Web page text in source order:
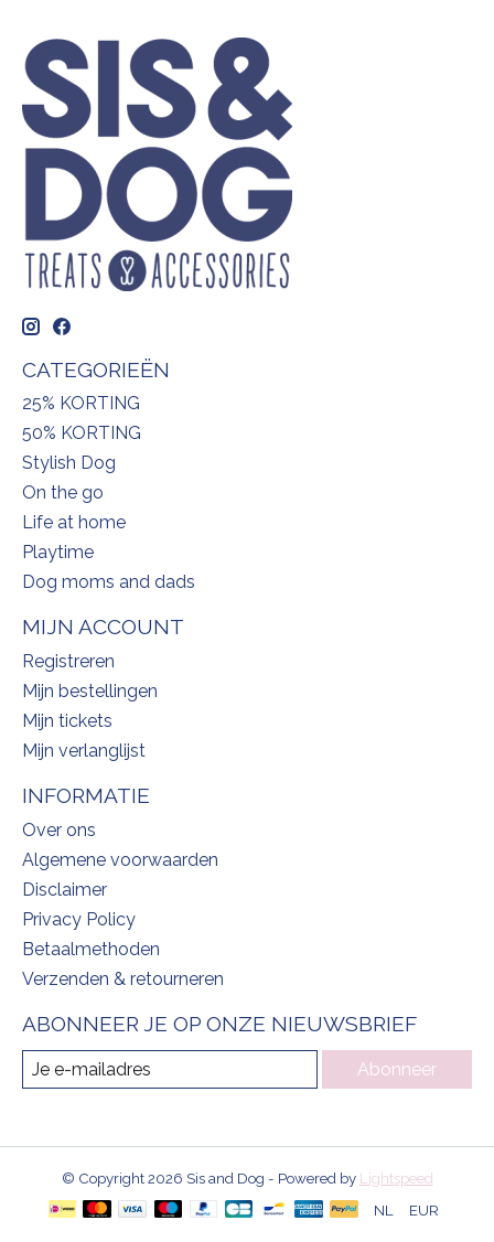
CATEGORIEËN
25% KORTING
50% KORTING
Stylish Dog
On the go
Life at home
Playtime
Dog moms and dads
MIJN ACCOUNT
Registreren
Mijn bestellingen
Mijn tickets
Mijn verlanglijst
INFORMATIE
Over ons
Algemene voorwaarden
Disclaimer
Privacy Policy
Betaalmethoden
Verzenden & retourneren
ABONNEER JE OP ONZE NIEUWSBRIEF
Abonneer
© Copyright 2026 Sis and Dog - Powered by Lightspeed
NL
EUR